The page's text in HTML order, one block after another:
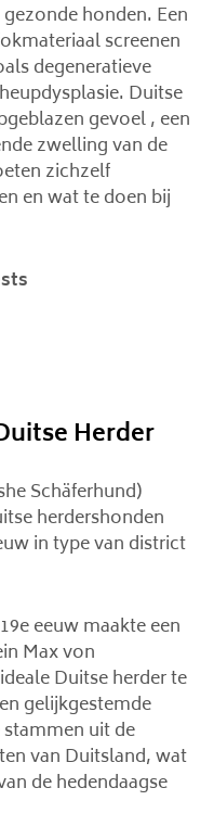
honden. Een
screenen
degeneratieve
Duitse
gevoel , een
zwelling van de
zichzelf
en wat te doen bij
Herder
Schäferhund)
herdershonden
in type van district
eeuw maakte een
Max von
Duitse herder te
gelijkgestemde
uit de
van Duitsland, wat
de hedendaagse